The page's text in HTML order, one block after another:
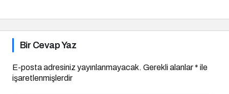
Bir Cevap Yaz
E-posta adresiniz yayınlanmayacak. Gerekli alanlar* ile
işaretlenmişlerdir